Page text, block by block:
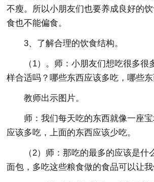
不瘦。所以小朋友们也要养成良好的
食也不能偏食。
3、了解合理的饮食结构。
（1）。师：小朋友们想吃很多很
样合适吗？哪些东西应该多吃，哪些
教师出示图片。
师：我们每天吃的东西就像一座
应该多吃，上面的东西应该少吃。
（2）师：那吃的最多的应该是什
面包，多吃这些粮食做的食品可以让我